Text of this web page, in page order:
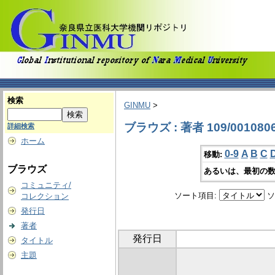
検索
詳細検索
ホーム
ブラウズ
コミュニティ/
コレクション
発行日
著者
タイトル
主題
GINMU >
ブラウズ : 著者 109/
移動: 0-9 A B C
あるいは、最初の
ソート項目:
発行日